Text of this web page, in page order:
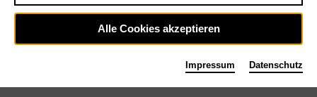
©Bettina Stöß
Alle Cookies akzeptieren
Impressum Datenschutz